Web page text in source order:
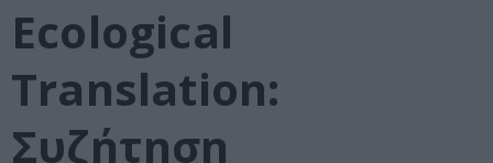
Ecological
Translation:
Συζήτηση